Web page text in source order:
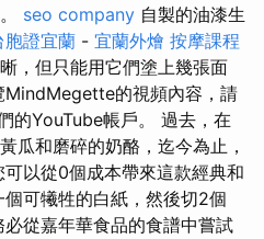
seo company 自製的油漆生
胞證宜蘭 - 宜蘭外燴 按摩課程
，但只能用它們塗上幾張面
MindMegette的視頻內容，請
的YouTube帳戶。 過去，在
瓜和磨碎的奶酪，迄今為止，
以從0個成本帶來這款經典和
可犧牲的白紙，然後切2個
從嘉年華食品的食譜中嘗試